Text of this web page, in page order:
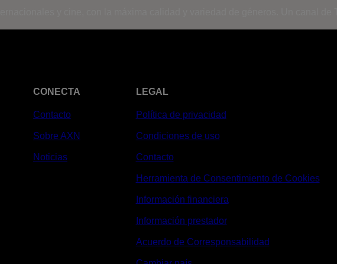
CONECTA
Contacto
Sobre AXN
Noticias
LEGAL
Política de privacidad
Condiciones de uso
Contacto
Herramienta de Consentimiento de Cookies
Información financiera
Información prestador
Acuerdo de Corresponsabilidad